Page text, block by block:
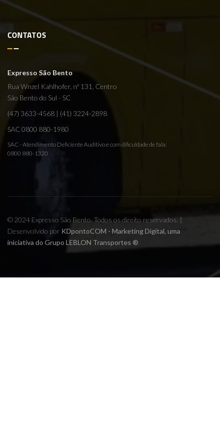
CONTATOS
Expresso São Bento
Rua Wnzel Kahlhofer, nº 131, Centro
São Bento do Sul - SC
(47) 3633-4568 | (41) 3224-2898
SAC 0800 880-1980
SAC - Atendimento Deficiente Auditivo e com dificuldade de fala:
0800 880-1320
© 2024 Expresso São Bento. Todos os direito reservados. |
Desenvolvido por KDpontoCOM - Marketing Digital, uma
iniciativa do Grupo LEBLON Transportes ®